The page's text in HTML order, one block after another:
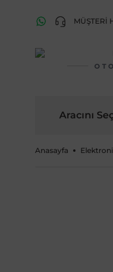
MÜŞTERİ
Aracını
Anasayfa